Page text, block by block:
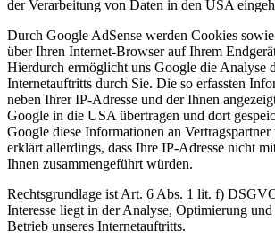
der Verarbeitung von Daten in den USA
Durch Google AdSense werden Cookies
über Ihren Internet-Browser auf Ihrem
Hierdurch ermöglicht uns Google die Analyse
Internetauftritts durch Sie. Die so erfassten
neben Ihrer IP-Adresse und der Ihnen
Google in die USA übertragen und dort
Google diese Informationen an
erklärt allerdings, dass Ihre IP-Adresse nicht
Ihnen zusammengeführt würden.
Rechtsgrundlage ist Art. 6 Abs. 1 lit. f)
Interesse liegt in der Analyse, Optimierung
Betrieb unseres Internetauftritts.